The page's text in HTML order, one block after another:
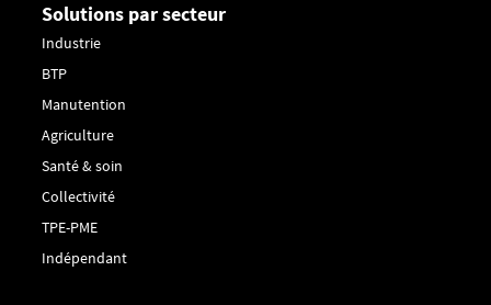
Solutions par secteur
Industrie
BTP
Manutention
Agriculture
Santé & soin
Collectivité
TPE-PME
Indépendant